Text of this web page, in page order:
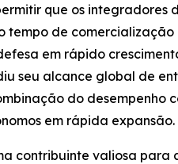
que os integradores
tempo de
em rápido
seu alcance global de
do
em rápida expansão.
contribuinte valiosa